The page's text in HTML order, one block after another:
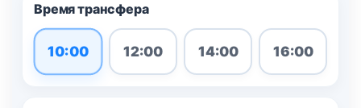
Время трансфера
10:00 12:00 14:00 16:00